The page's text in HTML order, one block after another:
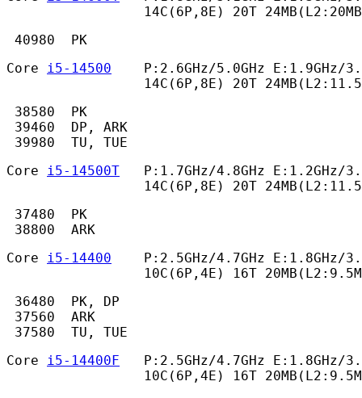
14C(6P,8E) 20T
40980  PK
Core i5-14500
P:2.6GHz/5.0GHz E:1.9GHz/
14C(6P,8E) 20T
38580  PK
39460  DP, ARK
39980  TU, TUE
Core i5-14500T
P:1.7GHz/4.8GHz E:1.2GHz/
14C(6P,8E) 20T
37480  PK
38800  ARK
Core i5-14400
P:2.5GHz/4.7GHz E:1.8GHz/
10C(6P,4E) 16T
36480  PK, DP
37560  ARK
37580  TU, TUE
Core i5-14400F
P:2.5GHz/4.7GHz E:1.8GHz/
10C(6P,4E) 16T